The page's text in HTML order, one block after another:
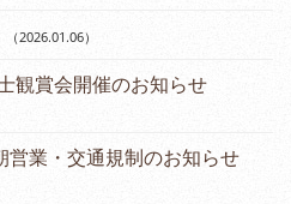
（2026.01.06）
観賞会開催のお知らせ
業・交通規制のお知らせ